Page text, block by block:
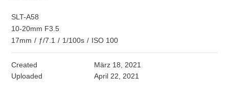
SLT-A58
10-20mm F3.5
17mm / ƒ/7.1 / 1/100s / ISO 100
Created
März 18, 2021
Uploaded
April 22, 2021